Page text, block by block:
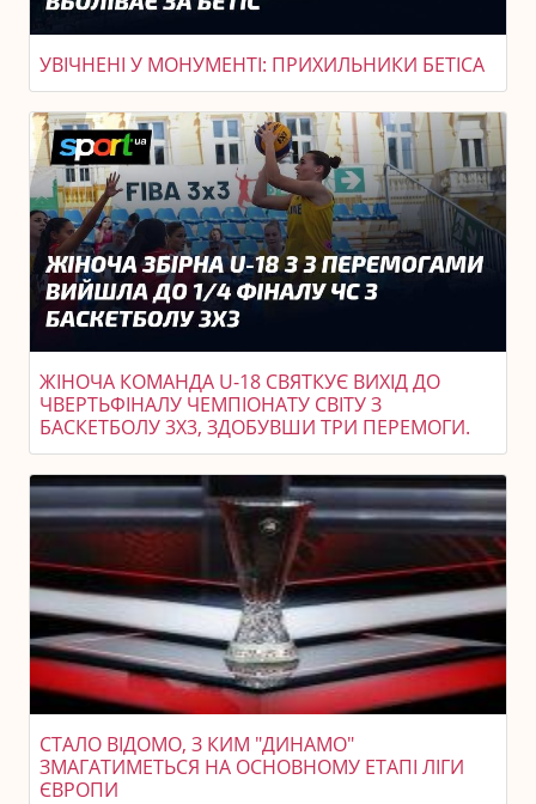
УВІЧНЕНІ У МОНУМЕНТІ: ПРИХИЛЬНИКИ БЕТІСА
ЖІНОЧА КОМАНДА U-18 СВЯТКУЄ ВИХІД ДО
ЧВЕРТЬФІНАЛУ ЧЕМПІОНАТУ СВІТУ З
БАСКЕТБОЛУ 3X3, ЗДОБУВШИ ТРИ ПЕРЕМОГИ.
СТАЛО ВІДОМО, З КИМ "ДИНАМО"
ЗМАГАТИМЕТЬСЯ НА ОСНОВНОМУ ЕТАПІ ЛІГИ
ЄВРОПИ